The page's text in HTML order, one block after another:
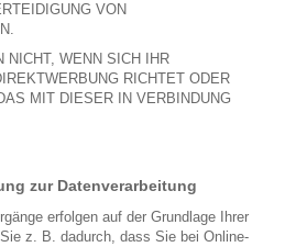
VON
NICHT, WENN SICH IHR
RICHTET ODER
MIT DIESER IN VERBINDUNG
zur Datenverarbeitung
erfolgen auf der Grundlage Ihrer
z. B. dadurch, dass Sie bei Online-